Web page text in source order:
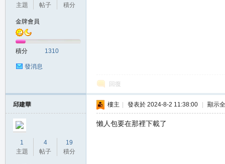
堂
主題
帖子
積分
金牌會員
積分 1310
發消息
回復
邱建華
1
主題
4
帖子
19
積分
樓主 發表於 2024-8-2 11:38:00 顯示
懶人包要在那裡下載了